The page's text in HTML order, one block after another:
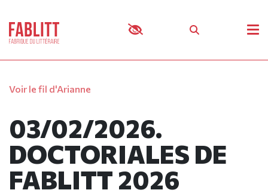
Voir le fil d'Arianne
03/02/2026.
DOCTORIALES DE
FABLITT 2026